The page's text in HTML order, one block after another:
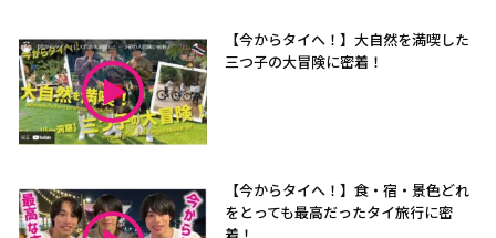
【今からタイへ！】大自然を満喫した
三つ子の大冒険に密着！
【今からタイへ！】食・宿・景色どれ
をとっても最高だったタイ旅行に密